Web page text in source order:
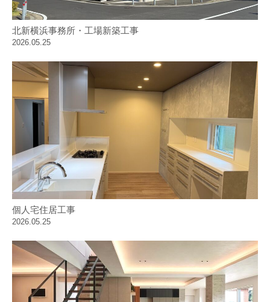
北新横浜事務所・工場新築工事
2026.05.25
個人宅住居工事
2026.05.25